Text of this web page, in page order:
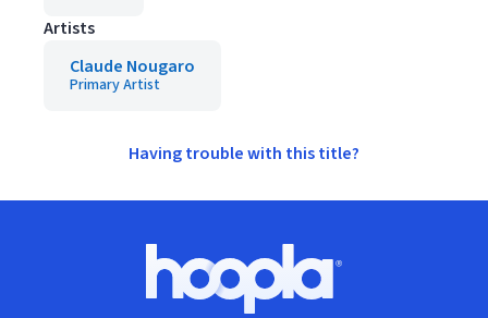
Artists
Claude Nougaro
Primary Artist
Having trouble with this title?
Hoopla logo, Go to homepage